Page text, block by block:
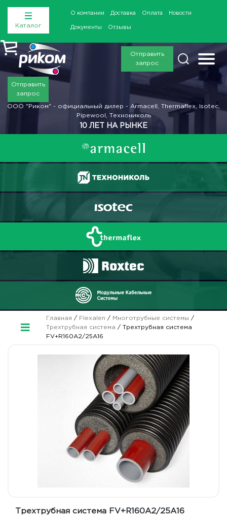
Каталог
О компании Доставка Оплата Новости
Документы Отзывы
Отправить
запрос
Отправить
запрос
ООО "Риком" - официальный дилер - Armacell, Thermaflex, Isotec,
Pipewool, Технониколь
10 ЛЕТ НА РЫНКЕ
Главная / Flexalen / Многотрубные системы /
Трехтрубная система / Трехтрубная система
FV+R160A2/25A16
Трехтрубная система FV+R160A2/25A16